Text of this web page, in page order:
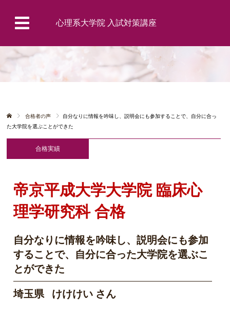
心理系大学院 入試対策講座
合格者の声
自分なりに情報を吟味し、説明会にも参加することで、自分に合っ
た大学院を選ぶことができた
合格実績
帝京平成大学大学院 臨床心
理学研究科 合格
自分なりに情報を吟味し、説明会にも参加
することで、自分に合った大学院を選ぶこ
とができた
埼玉県 けけけい さん